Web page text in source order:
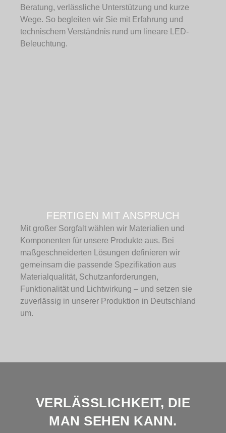
Beratung, verlässliche Unterstützung und kurze
Wege. So begleiten wir Sie mit Erfahrung und
technischem Verständnis rund um lineare LED-
Beleuchtung.
FERTIGEN MIT ANSPRUCH
Mit großer Sorgfalt wählen wir Materialien und
Komponenten für unsere Produkte aus. Bei
maßgeschneiderten Lösungen definieren wir
gemeinsam die passende Spezifikation aus
Materialqualität, Schutzanforderungen,
Funktionalität und Lichtwirkung – und setzen sie
zuverlässig in unserer Produktion in Deutschland
um.
VERLÄSSLICHKEIT, DIE
MAN SEHEN KANN.